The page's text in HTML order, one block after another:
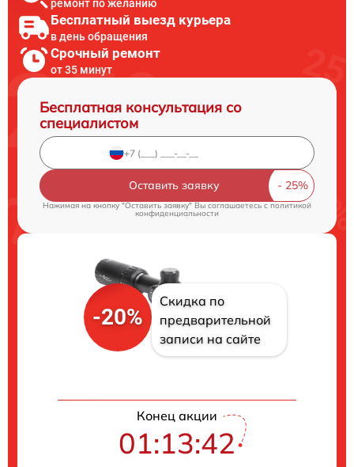
ремонт по желанию
Бесплатный выезд курьера
в день обращения
Срочный ремонт
от 35 минут
Бесплатная консультация со
специалистом
Оставить заявку
Нажимая на кнопку "Оставить заявку" Вы соглашаетесь cполитикой
конфиденциальности
-20%
Скидка по
предварительной
записи на сайте
Конец акции
01:13:41